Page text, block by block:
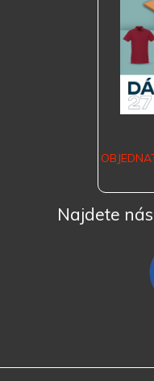
Najdete